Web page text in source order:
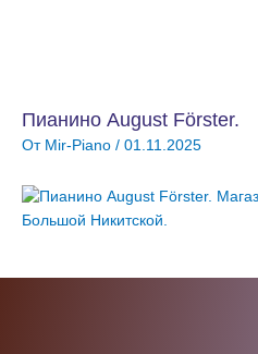
Пианино August Förster.
От Mir-Piano / 01.11.2025